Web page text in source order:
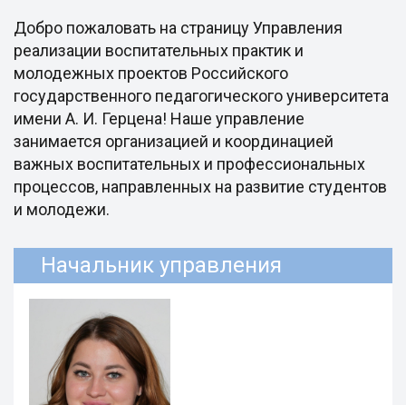
Добро пожаловать на страницу Управления
реализации воспитательных практик и
молодежных проектов Российского
государственного педагогического университета
имени А. И. Герцена! Наше управление
занимается организацией и координацией
важных воспитательных и профессиональных
процессов, направленных на развитие студентов
и молодежи.
Начальник управления